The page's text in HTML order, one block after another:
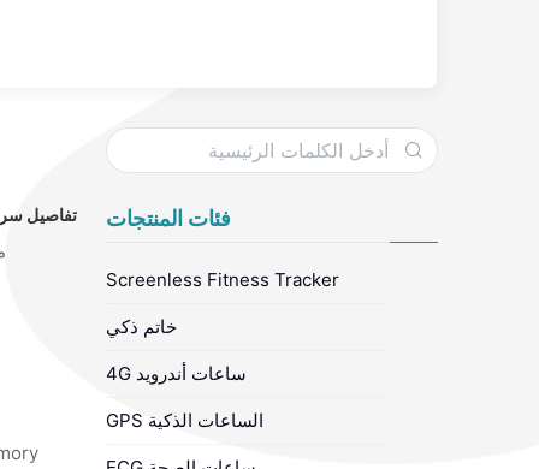
تفاصيل
:
فئات المنتجات
Screenless Fitness Tracker
خاتم ذكي
ساعات أندرويد 4G
الساعات الذكية GPS